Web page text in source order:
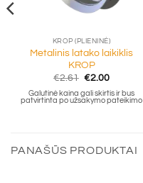
KROP (PLIENINĖ)
Metalinis latako laikiklis
KROP
€2.61 Original
was:
€2.61.
€2.00Current
is:
€2.00.
Galutinė kaina gali skirtis ir bus
patvirtinta po užsakymo pateikimo
PANAŠŪS PRODUKTAI